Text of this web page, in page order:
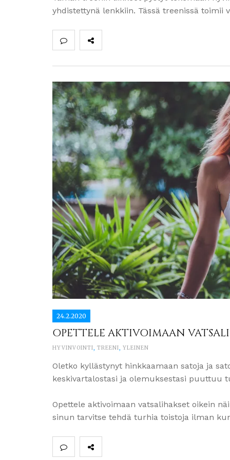
yhdistettynä lenkkiin. Tässä treenissä toimii
24.2.2020
OPETTELE AKTIVOIMAAN
HYVINVOINTI, TREENI, YLEINEN
Oletko kyllästynyt hinkkaamaan satoja ja
keskivartalostasi ja olemuksestasi puuttuu
Opettele aktivoimaan vatsalihakset oikein
sinun tarvitse tehdä turhia toistoja ilman